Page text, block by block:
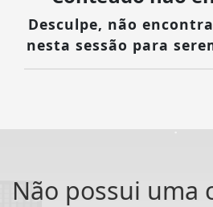
Desculpe, não
nesta sessão para
Não possui uma